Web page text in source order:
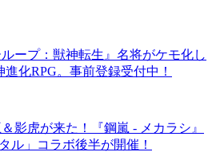
ープ：獣神転生』名将がケモ化し
化RPG。事前登録受付中！
影虎が来た！『鋼嵐 - メカラシ』
ル」コラボ後半が開催！